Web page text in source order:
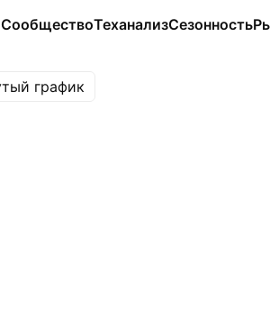
СообществоТеханализСезонность
график